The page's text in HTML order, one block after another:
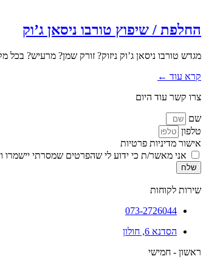
החלפת / שיפוץ טורבו ניסאן ג’וק
מגדש טורבו ניסאן ג’וק ניזוק? זורק שמן? מרעיש?
קרא עוד ←
צרו קשר עוד היום
שם
טלפון
אישור מדיניות פרטיות
אני מאשר/ת כי ידוע לי שהפרטים שמסרתי יישמרו ויעובדו
שלח
שירות לקוחות
073-2726044
הסדנא 6, חולון
ראשון - חמישי